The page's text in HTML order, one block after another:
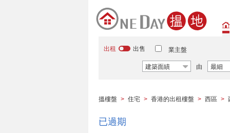
出租 出售 業主盤
建築面績 由 最細
搵樓盤 > 住宅 > 香港的出租樓盤 > 西區 >
已過期